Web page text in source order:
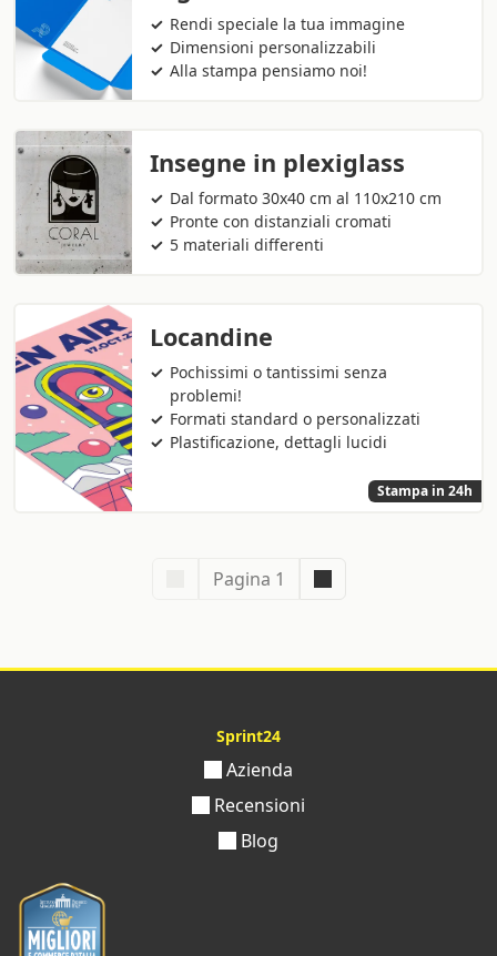
Rendi speciale la tua immagine
Dimensioni personalizzabili
Alla stampa pensiamo noi!
Insegne in plexiglass
Dal formato 30x40 cm al 110x210 cm
Pronte con distanziali cromati
5 materiali differenti
Locandine
Pochissimi o tantissimi senza
problemi!
Formati standard o personalizzati
Plastificazione, dettagli lucidi
Stampa in 24h
Pagina 1
Sprint24
Azienda
Recensioni
Blog